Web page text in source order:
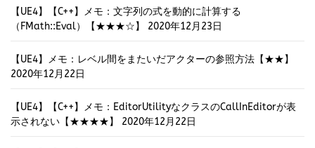
【UE4】【C++】メモ：文字列の式を動的に計算する
（FMath::Eval）【★★★☆】
2020年12月23日
【UE4】メモ：レベル間をまたいだアクターの参照方法【★★】
2020年12月22日
【UE4】【C++】メモ：EditorUtilityなクラスのCallInEditorが表
示されない【★★★★】
2020年12月22日